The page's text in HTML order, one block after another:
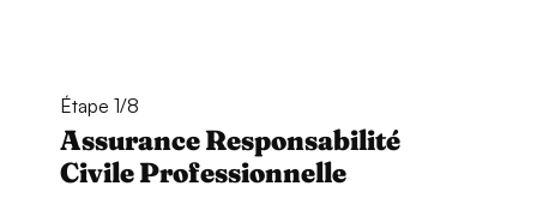
Étape 1/8
Assurance Responsabilité
Civile Professionnelle